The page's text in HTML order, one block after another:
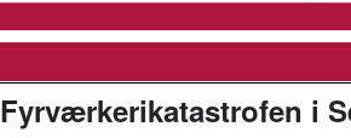
Fyrværkerikatastrofen i